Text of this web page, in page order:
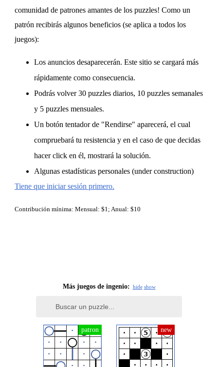
comunidad de patrones amantes de los puzzles! Como un
patrón recibirás algunos beneficios (se aplica a todos los
juegos):
Los anuncios desaparecerán. Este sitio se cargará más
rápidamente como consecuencia.
Podrás volver 30 puzzles diarios, 10 puzzles semanales
y 5 puzzles mensuales.
Un botón tentador de "Rendirse" aparecerá, el cual
compruebará tu resistencia y en el caso de que decidas
hacer click en él, mostrará la solución.
Algunas estadísticas personales (under construction)
Tiene que iniciar sesión primero.
Contribución mínima: Mensual: $1; Anual: $10
Más juegos de ingenio: hide show